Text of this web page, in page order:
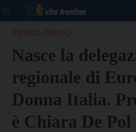
Nasce la
regionale di
Donna Italia.
è Chiara De Pol